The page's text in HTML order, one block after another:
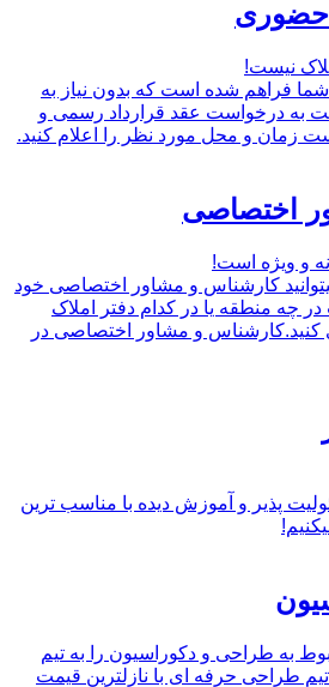
حضوری
نیست!
فراهم شده است که بدون نیاز به
به درخواست عقد قرارداد رسمی و
زمان و محل مورد نظر را اعلام کنید.
اختصاصی
و ویژه است!
کارشناس و مشاور اختصاصی خود
چه منطقه یا در کدام دفتر املاک
کنید.کارشناس و مشاور اختصاصی در
پذیر و آموزش دیده با مناسب ترین
به طراحی و دکوراسیون را به تیم
طراحی حرفه ای با نازلترین قیمت